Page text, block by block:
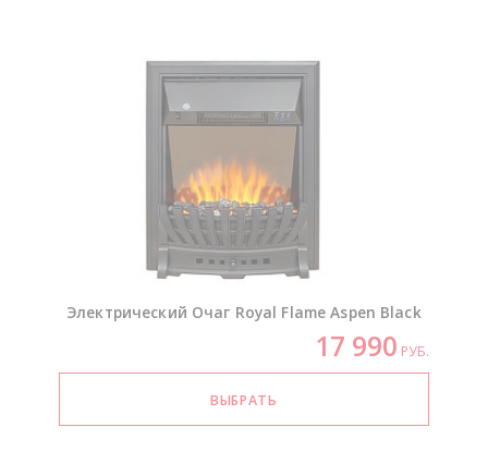
Электрический Очаг Royal Flame Aspen Black
17 990 РУБ.